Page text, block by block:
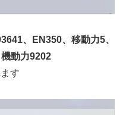
、EN350、移動力5、
動力9202
す